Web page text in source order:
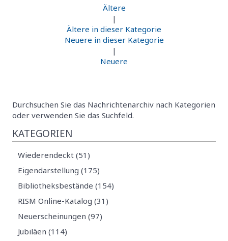
Ältere
|
Ältere in dieser Kategorie
Neuere in dieser Kategorie
|
Neuere
Durchsuchen Sie das Nachrichtenarchiv nach Kategorien
oder verwenden Sie das Suchfeld.
KATEGORIEN
Wiederendeckt (51)
Eigendarstellung (175)
Bibliotheksbestände (154)
RISM Online-Katalog (31)
Neuerscheinungen (97)
Jubiläen (114)